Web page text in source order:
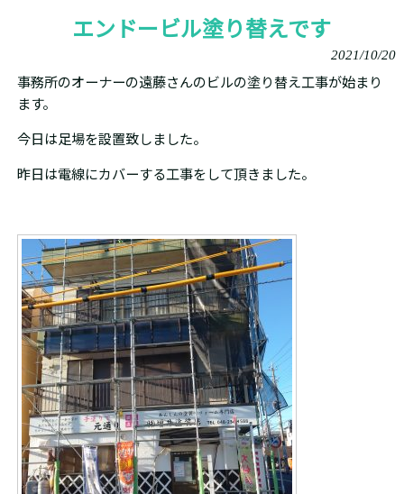
エンドービル塗り替えです
2021/10/20
事務所のオーナーの遠藤さんのビルの塗り替え工事が始まり
ます。
今日は足場を設置致しました。
昨日は電線にカバーする工事をして頂きました。